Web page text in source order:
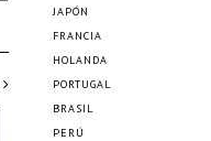
JAPÓN
FRANCIA
HOLANDA
PORTUGAL
BRASIL
PERÚ